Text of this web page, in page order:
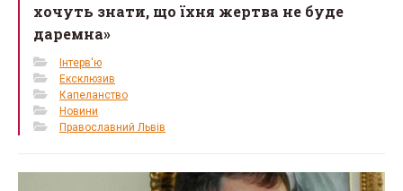
хочуть знати, що їхня жертва не буде
даремна»
Інтерв'ю
Ексклюзив
Капеланство
Новини
Православний Львів